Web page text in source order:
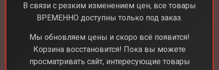
В связи с резким изменением цен, все товары
ВРЕМЕННО доступны только под заказ.
Мы обновляем цены и скоро всё появится!
Корзина восстановится! Пока вы можете
просматривать сайт, интересующие товары